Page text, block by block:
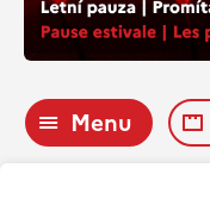
Menu